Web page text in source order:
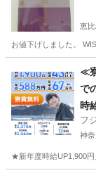
恵
お値下げしました。
≪
で
時
フ
神
★新年度時給UP1,900